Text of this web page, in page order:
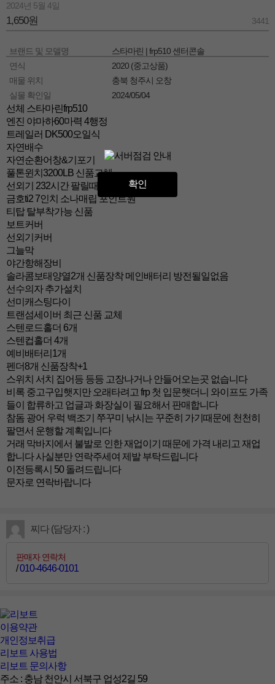
확인
2024년 5월 4일
1,650원 3441
브랜드 및 모델명
스타마린 | frp510 센터콘솔
연식
2020 (중고상품)
매물 위치
충북 청주시 오창
실물 확인일
2024/05/04
선체 스타마린frp510
엔진 야마하60마력 4행정
트레일러 DK500오일식
자연배수
자연순환어창&기포기
풀톤윈치3200LB 신품교체
선외기 232시간 팔릴때까지 소폭 상승예정
금호ti2 7인치 소나매립 포인트원
티탑 탈부착가능 신품
보트커버
선외기커버
그늘막
야간항해장비
솔라콤보태양열2개 신품장착 메인배터리 방전될일없음
선수의자 추가설치
선미캐스팅다이
트랜섬세이버 최근 신품 교체
스텐로드홀더 6개
스텐컵홀더 4개
예비배터리1개
펜더8개 신품장착+1
스위치 서치 집어등 등등 고장나거나 안들어오는곳 없습니다
비록 중고구입햇지만 오래타려고 frp 첫 입문햇더니 와이프도 가족
들이 합류하고 업글과 화장실이 필요해서 판매합니다
참돔 광어 우럭 백조기 쭈꾸미 낚시는 꾸준히 가기때문에 천천히
팔면서 운행할 계획입니다
거래 막바지에서 불발로 인한 재업이기 때문에 가격 내리고 재업
합니다 사실분만 연락주세여 제발 부탁드립니다
이전등록시 50 돌려드립니다
문자로 연락바랍니다
찌다 (담당자 : )
판매자 연락처
/010-4646-0101
이용약관
개인정보취급
리보트 사용법
리보트 문의사항
주소 : 충남 천안시 서북구 업성2길 59